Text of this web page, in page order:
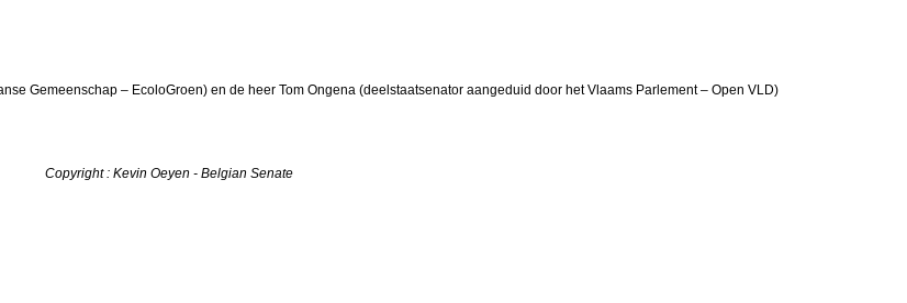
Gemeenschap – EcoloGroen) en de heer Tom Ongena (deelstaatsenator aangeduid door het Vlaams Parlement – Open VLD)
Copyright : Kevin Oeyen - Belgian Senate